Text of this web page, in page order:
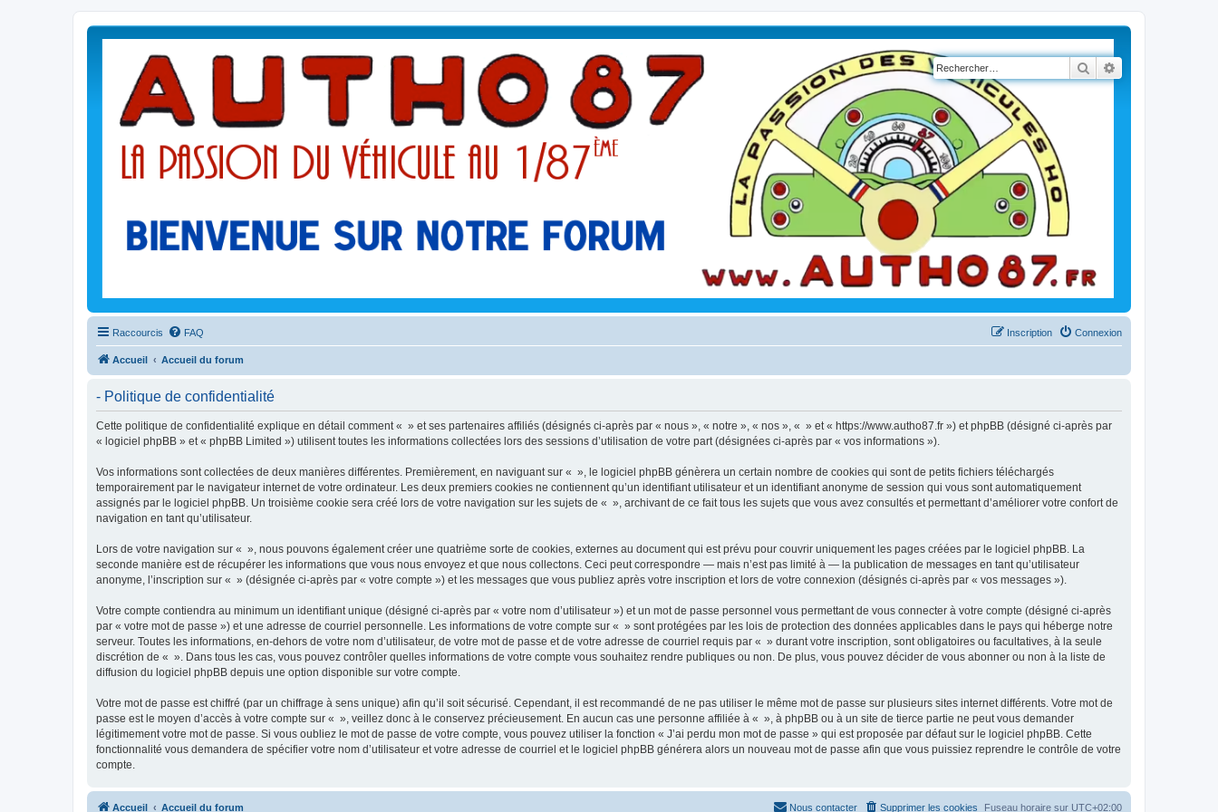
Rechercher
Raccourcis FAQ Connexion
Inscription
Accueil Accueil du forum
- Politique de confidentialité
Cette politique de confidentialité explique en détail comment « » et ses partenaires affiliés (désignés ci-après par « nous », « notre », « nos », « » et « https://www.autho87.fr ») et phpBB (désigné ci-après par
« logiciel phpBB » et « phpBB Limited ») utilisent toutes les informations collectées lors des sessions d’utilisation de votre part (désignées ci-après par « vos informations »).
Vos informations sont collectées de deux manières différentes. Premièrement, en naviguant sur « », le logiciel phpBB génèrera un certain nombre de cookies qui sont de petits fichiers téléchargés
temporairement par le navigateur internet de votre ordinateur. Les deux premiers cookies ne contiennent qu’un identifiant utilisateur et un identifiant anonyme de session qui vous sont automatiquement
assignés par le logiciel phpBB. Un troisième cookie sera créé lors de votre navigation sur les sujets de « », archivant de ce fait tous les sujets que vous avez consultés et permettant d’améliorer votre confort de
navigation en tant qu’utilisateur.
Lors de votre navigation sur « », nous pouvons également créer une quatrième sorte de cookies, externes au document qui est prévu pour couvrir uniquement les pages créées par le logiciel phpBB. La
seconde manière est de récupérer les informations que vous nous envoyez et que nous collectons. Ceci peut correspondre — mais n’est pas limité à — la publication de messages en tant qu’utilisateur
anonyme, l’inscription sur « » (désignée ci-après par « votre compte ») et les messages que vous publiez après votre inscription et lors de votre connexion (désignés ci-après par « vos messages »).
Votre compte contiendra au minimum un identifiant unique (désigné ci-après par « votre nom d’utilisateur ») et un mot de passe personnel vous permettant de vous connecter à votre compte (désigné ci-après
par « votre mot de passe ») et une adresse de courriel personnelle. Les informations de votre compte sur « » sont protégées par les lois de protection des données applicables dans le pays qui héberge notre
serveur. Toutes les informations, en-dehors de votre nom d’utilisateur, de votre mot de passe et de votre adresse de courriel requis par « » durant votre inscription, sont obligatoires ou facultatives, à la seule
discrétion de « ». Dans tous les cas, vous pouvez contrôler quelles informations de votre compte vous souhaitez rendre publiques ou non. De plus, vous pouvez décider de vous abonner ou non à la liste de
diffusion du logiciel phpBB depuis une option disponible sur votre compte.
Votre mot de passe est chiffré (par un chiffrage à sens unique) afin qu’il soit sécurisé. Cependant, il est recommandé de ne pas utiliser le même mot de passe sur plusieurs sites internet différents. Votre mot de
passe est le moyen d’accès à votre compte sur « », veillez donc à le conservez précieusement. En aucun cas une personne affiliée à « », à phpBB ou à un site de tierce partie ne peut vous demander
légitimement votre mot de passe. Si vous oubliez le mot de passe de votre compte, vous pouvez utiliser la fonction « J’ai perdu mon mot de passe » qui est proposée par défaut sur le logiciel phpBB. Cette
fonctionnalité vous demandera de spécifier votre nom d’utilisateur et votre adresse de courriel et le logiciel phpBB générera alors un nouveau mot de passe afin que vous puissiez reprendre le contrôle de votre
compte.
Accueil Accueil du forum Fuseau horaire sur UTC+02:00
Supprimer les cookies
Nous contacter